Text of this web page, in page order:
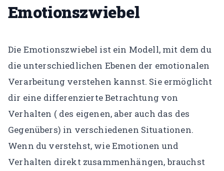
Emotionszwiebel
Die Emotionszwiebel ist ein Modell, mit dem du
die unterschiedlichen Ebenen der emotionalen
Verarbeitung verstehen kannst. Sie ermöglicht
dir eine differenzierte Betrachtung von
Verhalten ( des eigenen, aber auch das des
Gegenübers) in verschiedenen Situationen.
Wenn du verstehst, wie Emotionen und
Verhalten direkt zusammenhängen, brauchst